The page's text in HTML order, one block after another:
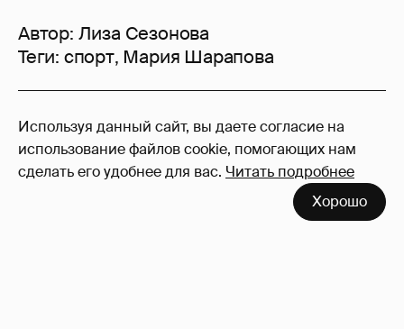
Используя данный сайт, вы даете согласие на
использование файлов cookie, помогающих нам
сделать его удобнее для вас. Читать подробнее
Хорошо
Автор: Лиза Сезонова
Теги: спорт, Мария Шарапова
25
Войдите в аккаунт, чтобы читать и
оставлять комментарии